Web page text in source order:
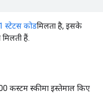
स्टेटस कोडमिलता है, इसके
मिलती हैं.
कस्टम स्कीमा इस्तेमाल किए